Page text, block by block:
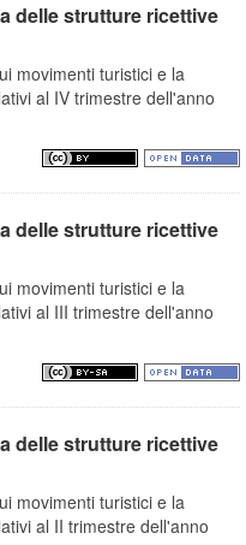
delle strutture ricettive
movimenti turistici e la
al IV trimestre dell'anno
delle strutture ricettive
movimenti turistici e la
al III trimestre dell'anno
delle strutture ricettive
movimenti turistici e la
al II trimestre dell'anno